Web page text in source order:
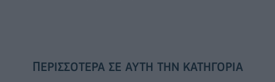
ΠΕΡΙΣΣΌΤΕΡΑ ΣΕ ΑΥΤΉ ΤΗΝ ΚΑΤΗΓΟΡΊΑ